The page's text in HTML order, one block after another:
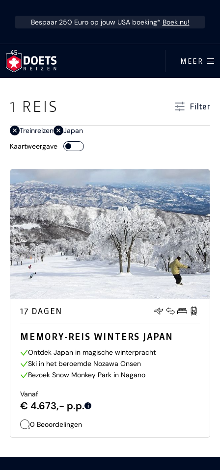
Bespaar 250 Euro op jouw USA boeking* Boek nu!
MEER
Ga direct naar resultaten
1 REIS Filter
Treinreizen
Japan
Kaartweergave
17 DAGEN
MEMORY-REIS WINTERS JAPAN
Ontdek Japan in magische winterpracht
Ski in het beroemde Nozawa Onsen
Bezoek Snow Monkey Park in Nagano
Vanaf
€ 4.673,- p.p. i
0 Beoordelingen